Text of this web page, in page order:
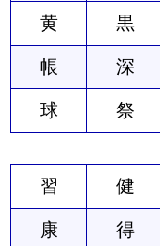
黄 黒
帳 深
球 祭
習 健
康 得